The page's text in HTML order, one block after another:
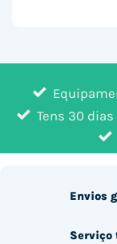
Tens 30
Envios
Serviço